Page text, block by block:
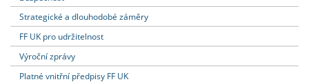
Strategické a dlouhodobé záměry
FF UK pro udržitelnost
Výroční zprávy
Platné vnitřní předpisy FF UK